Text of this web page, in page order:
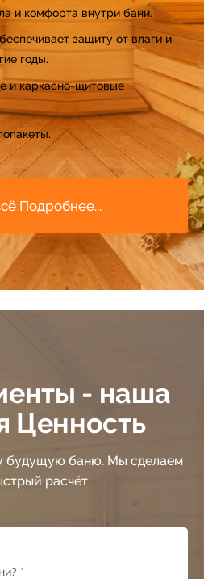
36
37
38
39
40
41
42
43
44
45
и комфорта внутри бани.
защиту от влаги и
годы.
и каркасно-щитовые
Подробнее...
- наша
Ценность
будущую баню. Мы сделаем
расчёт
*